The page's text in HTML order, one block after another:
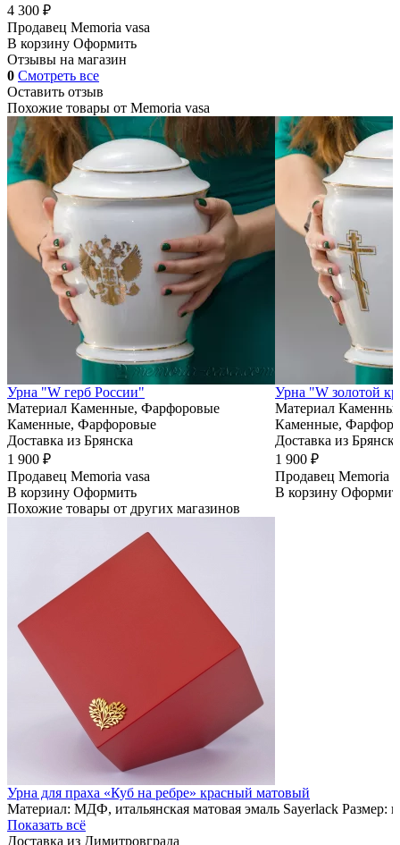
4 300 ₽
Продавец Memoria vasa
В корзину Оформить
Отзывы на магазин
0 Смотреть все
Оставить отзыв
Похожие товары от Memoria vasa
Урна "W герб России"
Материал Каменные, Фарфоровые
Каменные, Фарфоровые
Доставка из Брянска
1 900 ₽
Продавец Memoria vasa
В корзину Оформить
Урна "W золотой
Материал
Каменные,
Доставка из Брянска
1 900 ₽
Продавец Memoria
В корзину
Похожие товары от других магазинов
Урна для праха «Куб на ребре» красный матовый
Материал: МДФ, итальянская матовая эмаль Sayerlack
Показать всё
Доставка из Димитровграда